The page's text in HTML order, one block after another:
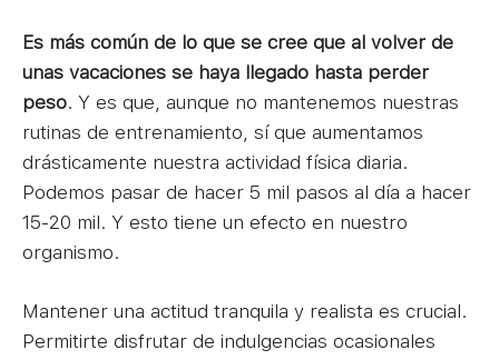
Es más común de lo que se cree que al volver de
unas vacaciones se haya llegado hasta perder
peso. Y es que, aunque no mantenemos nuestras
rutinas de entrenamiento, sí que aumentamos
drásticamente nuestra actividad física diaria.
Podemos pasar de hacer 5 mil pasos al día a hacer
15-20 mil. Y esto tiene un efecto en nuestro
organismo.
Mantener una actitud tranquila y realista es crucial.
Permitirte disfrutar de indulgencias ocasionales